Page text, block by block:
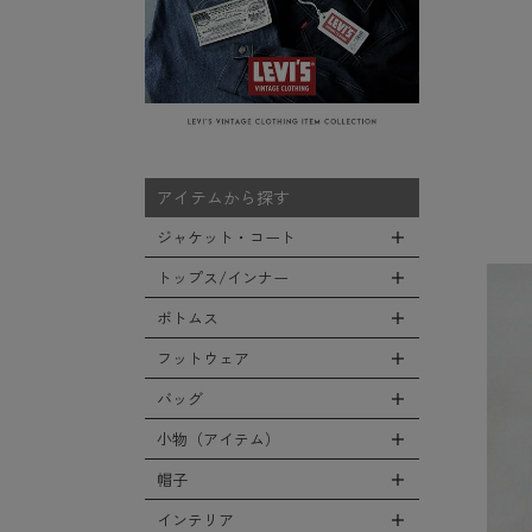
アイテムから探す
ジャケット・コート
全てのジャケット・コート
LEVEL7
フライトジャケット
M-65ジャケット
タンカースジャケット
コート
トップス/インナー
全てのトップス/インナー
Tシャツ
シャツ
スウェット/パーカー
セーター/カーディガン
ベスト
タンクトップ
ボトムス
全てのボトムス
カーゴパンツ
デニムパンツ
チノ，ワークパンツ
ファティーグパンツ
ナイロンパンツ
フットウェア
全てのフットウェア
ブーツ
シューズ・スニーカー
サンダル
バッグ
全てのバッグ
リュックサック
ショルダーバッグ
小物（アイテム）
全ての小物（アイテム）
グローブ（手袋）
帽子
全ての帽子
インテリア